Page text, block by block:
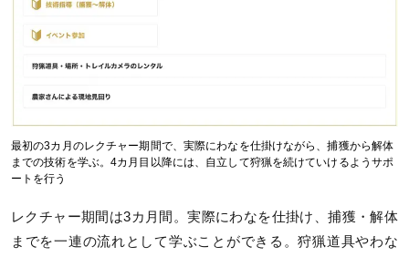
最初の3カ月のレクチャー期間で、実際にわなを仕掛けながら、捕獲から解体
までの技術を学ぶ。4カ月目以降には、自立して狩猟を続けていけるようサポ
ートを行う
レクチャー期間は3カ月間。実際にわなを仕掛け、捕獲・解体
までを一連の流れとして学ぶことができる。狩猟道具やわな